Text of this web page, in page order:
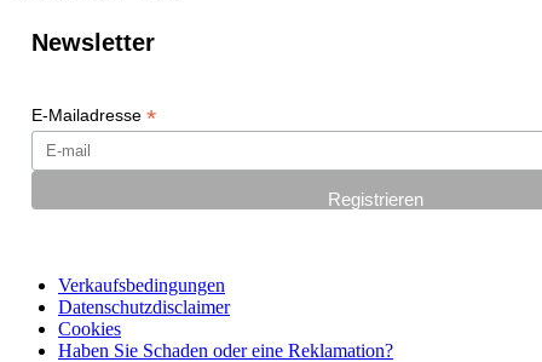
Newsletter
E-Mailadresse *
Verkaufsbedingungen
Datenschutzdisclaimer
Cookies
Haben Sie Schaden oder eine Reklamation?